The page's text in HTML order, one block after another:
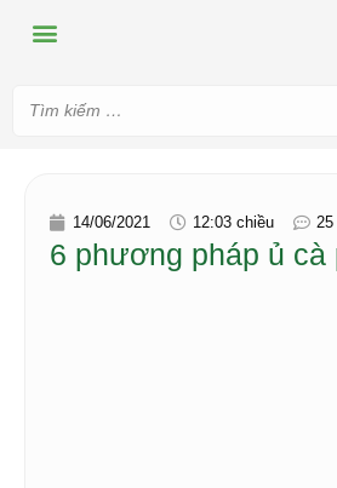
14/06/2021 12:03 chiều 25
6 phương pháp ủ cà